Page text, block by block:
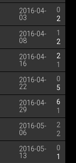
2016-04-
03
0
2
2016-04-
08
1
2
2016-04-
16
2
1
2016-04-
22
0
5
2016-04-
29
6
1
2016-05-
06
2
2
2016-05-
13
0
1